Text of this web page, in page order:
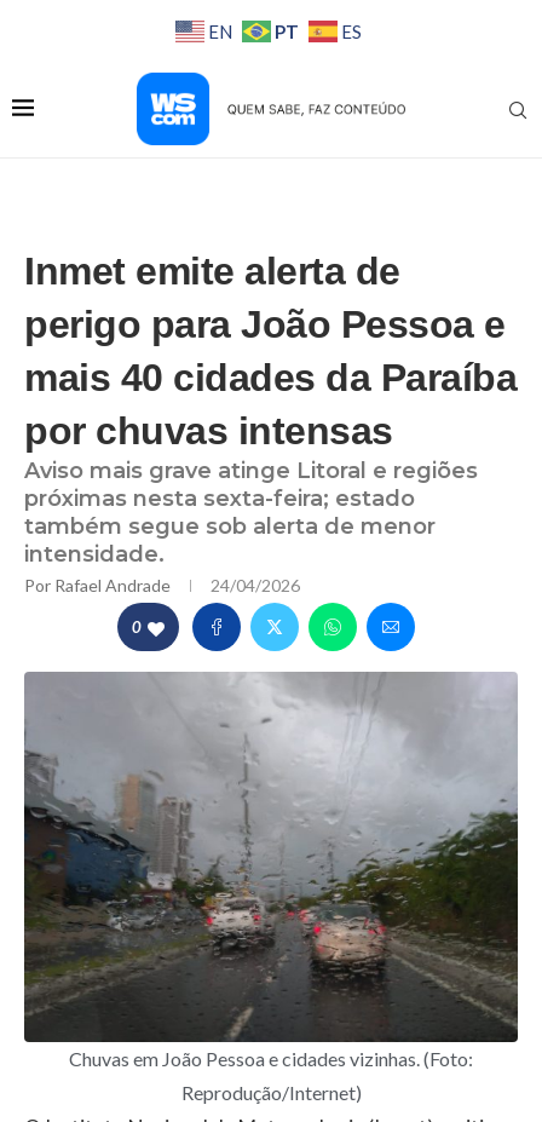
EN PT ES
Inmet emite alerta de
perigo para João Pessoa e
mais 40 cidades da Paraíba
por chuvas intensas
Aviso mais grave atinge Litoral e regiões
próximas nesta sexta-feira; estado
também segue sob alerta de menor
intensidade.
Por Rafael Andrade 24/04/2026
0
Chuvas em João Pessoa e cidades vizinhas. (Foto:
Reprodução/Internet)